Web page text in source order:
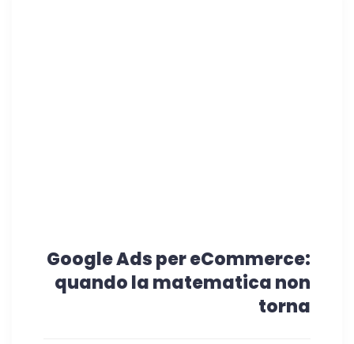
Google Ads per eCommerce:
quando la matematica non
torna